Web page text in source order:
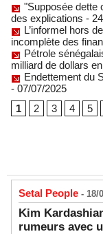
"Supposée dette
des explications -
L’informel hors
incomplète des
Pétrole
milliard de dollars
Endettement du
- 07/07/2025
1
2 3 4 5
Setal People - 18/
Kim
rumeurs avec